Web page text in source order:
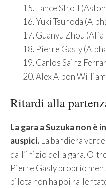
Lance Stroll
Yuki Tsunoda
Guanyu Zhou
Pierre Gasly
Carlos Sainz
Alex Albon
Ritardi alla
La gara a Suzuka non
auspici. La bandiera
dall’inizio della gara.
Pierre Gasly proprio
pilota non ha poi